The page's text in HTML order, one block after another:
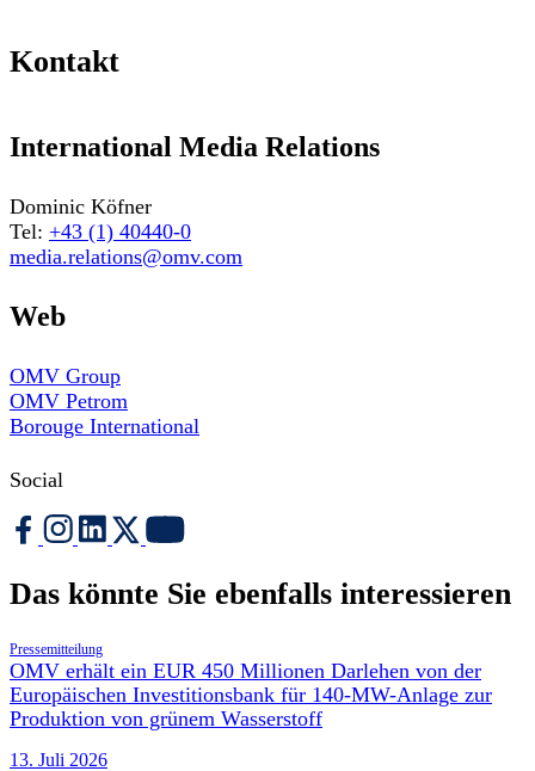
Kontakt
International Media Relations
Dominic Köfner
Tel: +43 (1) 40440-0
media.relations@omv.com
Web
OMV Group
OMV Petrom
Borouge International
Social
Das könnte Sie ebenfalls interessieren
Pressemitteilung
OMV erhält ein EUR 450 Millionen Darlehen von der
Europäischen Investitionsbank für 140-MW-Anlage zur
Produktion von grünem Wasserstoff
13. Juli 2026